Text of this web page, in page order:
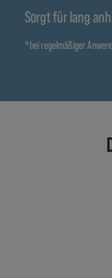
Sorgt für lang
*bei regelmäßiger